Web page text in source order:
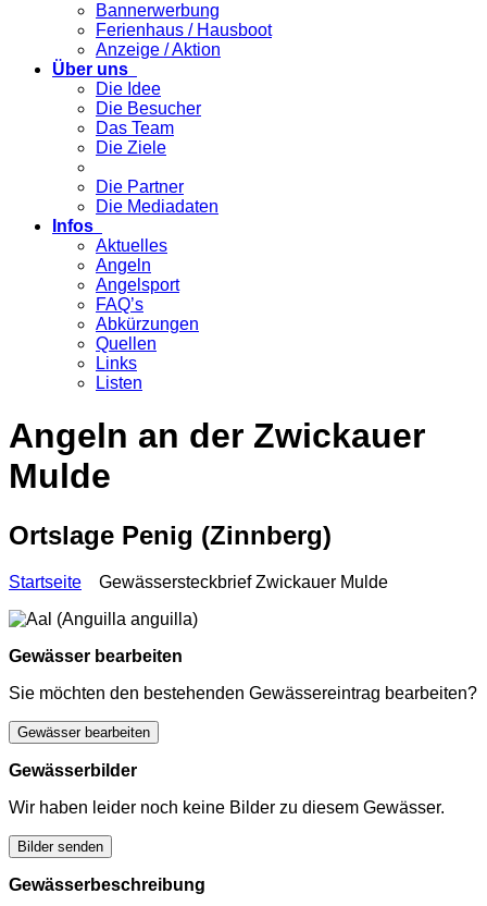
Bannerwerbung
Ferienhaus / Hausboot
Anzeige / Aktion
Über uns
Die Idee
Die Besucher
Das Team
Die Ziele
Die Partner
Die Mediadaten
Infos
Aktuelles
Angeln
Angelsport
FAQ’s
Abkürzungen
Quellen
Links
Listen
Angeln an der Zwickauer
Mulde
Ortslage Penig (Zinnberg)
Startseite Gewässersteckbrief Zwickauer Mulde
Gewässer bearbeiten
Sie möchten den bestehenden Gewässereintrag bearbeiten?
Gewässer bearbeiten
Gewässerbilder
Wir haben leider noch keine Bilder zu diesem Gewässer.
Bilder senden
Gewässerbeschreibung